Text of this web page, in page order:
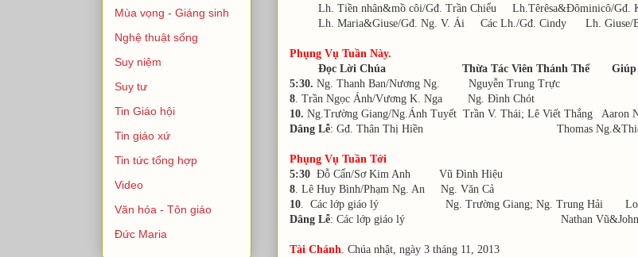
Lh. Tiền nhân&mồ côi/Gđ. Trần Chiểu Lh.Têrêsa&Đôminicô/Gđ.
Lh. Maria&Giuse/Gđ. Ng. V. Ái Các Lh./Gđ. Cindy Lh. Giuse/
Phụng Vụ Tuần Này.
Đọc Lời Chúa
Thừa Tác Viên Thánh Thể
Giúp
5:30. Ng. Thanh Ban/Nương Ng. Nguyễn Trung Trực
8 . Trần Ngọc Ánh/Vương K. Nga Ng. Đình Chót
10. Ng.Trường Giang/Ng.Ánh Tuyết Trần V. Thái; Lê Viết Thắng Aaron
Dâng Lễ: Gđ. Thân Thị Hiền Thomas Ng.&Thiện
Phụng Vụ Tuần Tới
5:30 Đỗ Cẩn/Sơ Kim Anh Vũ Đình Hiệu
8 . Lê Huy Bình/Phạm Ng. An Ng. Văn Cả
10 . Các lớp giáo lý Ng. Trường Giang; Ng. Trung Hải
Dâng Lễ: Các lớp giáo lý Nathan
Tài Chánh Chúa nhật, ngày 3 tháng 11, 2013
Mùa vọng - Giáng sinh
Nghệ thuật sống
Suy niệm
Suy tư
Tin Giáo hội
Tin giáo xứ
Tin tức tổng hợp
Video
Văn hóa - Tôn giáo
Đức Maria